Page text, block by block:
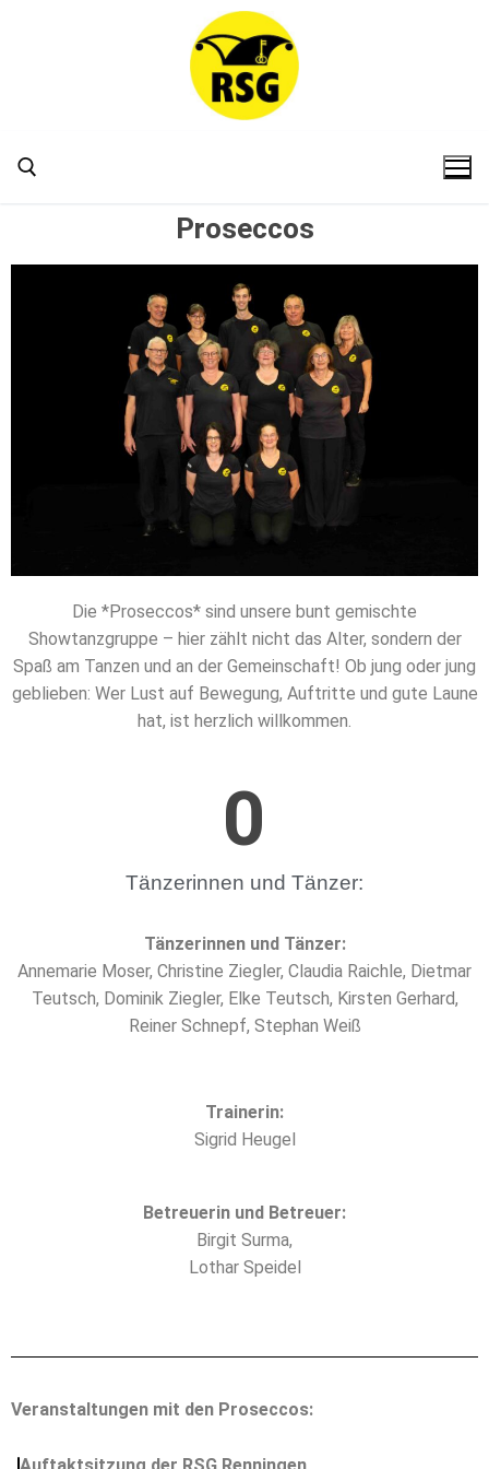
Proseccos
Die *Proseccos* sind unsere bunt gemischte
Showtanzgruppe – hier zählt nicht das Alter, sondern der
Spaß am Tanzen und an der Gemeinschaft! Ob jung oder jung
geblieben: Wer Lust auf Bewegung, Auftritte und gute Laune
hat, ist herzlich willkommen.
Tänzerinnen und Tänzer:
0
Tänzerinnen und Tänzer:
Annemarie Moser, Christine Ziegler, Claudia Raichle, Dietmar
Teutsch, Dominik Ziegler, Elke Teutsch, Kirsten Gerhard,
Reiner Schnepf, Stephan Weiß
Trainerin:
Sigrid Heugel
Betreuerin und Betreuer:
Birgit Surma,
Lothar Speidel
Veranstaltungen mit den Proseccos:
Auftaktsitzung der RSG Renningen